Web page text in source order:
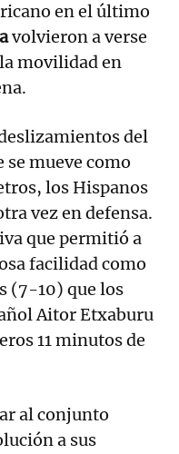
en el último
volvieron a verse
movilidad en
del
se mueve como
los Hispanos
vez en defensa.
que permitió a
facilidad como
(7-10) que los
Aitor Etxaburu
11 minutos de
al conjunto
a sus